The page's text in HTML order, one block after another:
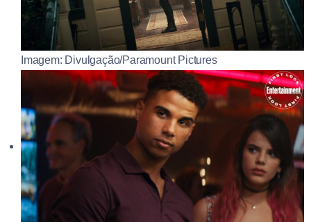
Imagem: Divulgação/Paramount Pictures